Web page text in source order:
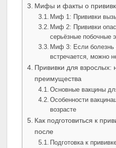
Мифы и факты о
Миф 1: Прививки
Миф 2: Прививки
серьёзные побочные
Миф 3: Если болезнь
встречается, можно
Прививки для взрослых:
преимущества
Основные вакцины
Особенности
возрасте
Как подготовиться к
после
Подготовка к